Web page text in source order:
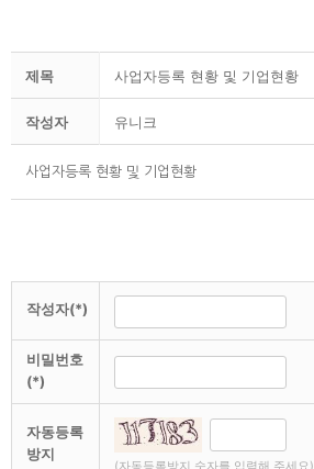
제목 사업자등록 현황 및 기업현황
작성자 유니크
사업자등록 현황 및 기업현황
작성자(*)
비밀번호
(*)
자동등록
방지
(자동등록방지 숫자를 입력해 주세요)